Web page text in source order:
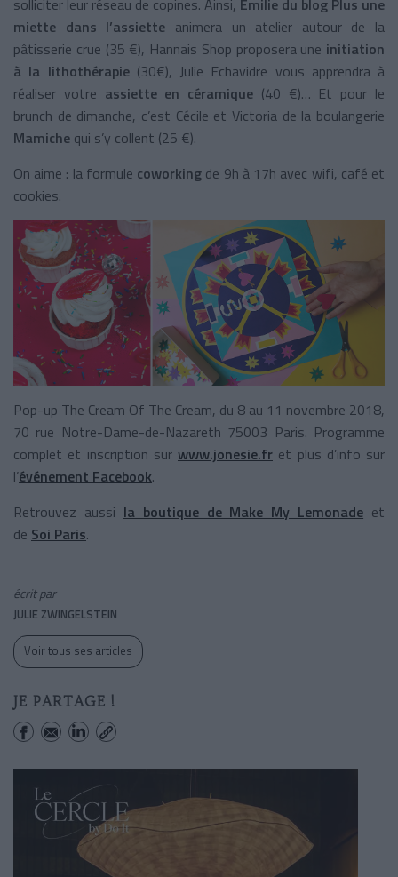
miette dans l’assiette animera un atelier autour de la
pâtisserie crue (35 €), Hannais Shop proposera une initiation
à la lithothérapie (30€), Julie Echavidre vous apprendra à
réaliser votre assiette en céramique (40 €)… Et pour le
brunch de dimanche, c’est Cécile et Victoria de la boulangerie
Mamiche qui s’y collent (25 €).
On aime : la formule coworking de 9h à 17h avec wifi, café et
cookies.
Pop-up The Cream Of The Cream, du 8 au 11 novembre 2018,
70 rue Notre-Dame-de-Nazareth 75003 Paris. Programme
complet et inscription sur www.jonesie.fr et plus d’info sur
l’événement Facebook.
Retrouvez aussi la boutique de Make My Lemonade et
de Soi Paris.
écrit par
JULIE ZWINGELSTEIN
Voir tous ses articles
JE PARTAGE !